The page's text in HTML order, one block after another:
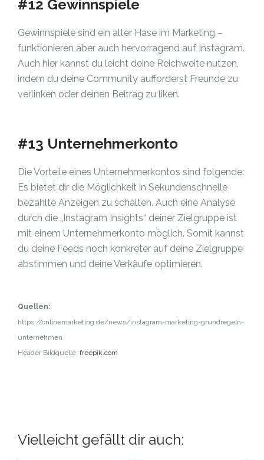
#12 Gewinnspiele
Gewinnspiele sind ein alter Hase im Marketing –
funktionieren aber auch hervorragend auf Instagram.
Auch hier kannst du leicht deine Reichweite nutzen,
indem du deine Community aufforderst Freunde zu
verlinken oder deinen Beitrag zu liken.
#13 Unternehmerkonto
Die Vorteile eines Unternehmerkontos sind folgende:
Es bietet dir die Möglichkeit in Sekundenschnelle
bezahlte Anzeigen zu schalten. Auch eine Analyse
durch die „Instagram Insights“ deiner Zielgruppe ist
mit einem Unternehmerkonto möglich. Somit kannst
du deine Feeds noch konkreter auf deine Zielgruppe
abstimmen und deine Verkäufe optimieren.
Quellen:
https://onlinemarketing.de/news/instagram-marketing-grundregeln-
unternehmen
Header Bildquelle: freepik.com
Vielleicht gefällt dir auch: